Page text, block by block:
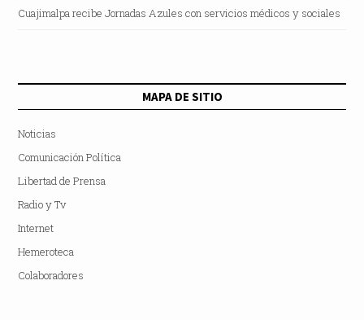
Cuajimalpa recibe Jornadas Azules con servicios médicos y sociales
MAPA DE SITIO
Noticias
Comunicación Política
Libertad de Prensa
Radio y Tv
Internet
Hemeroteca
Colaboradores